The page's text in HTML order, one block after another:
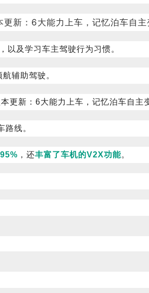
及学习车主驾驶行为习惯。
辅助驾驶。
路线。
，还丰富了车机的V2X功能。